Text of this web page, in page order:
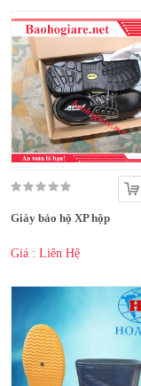
Giày bảo hộ XP hộp
Giá : Liên Hệ